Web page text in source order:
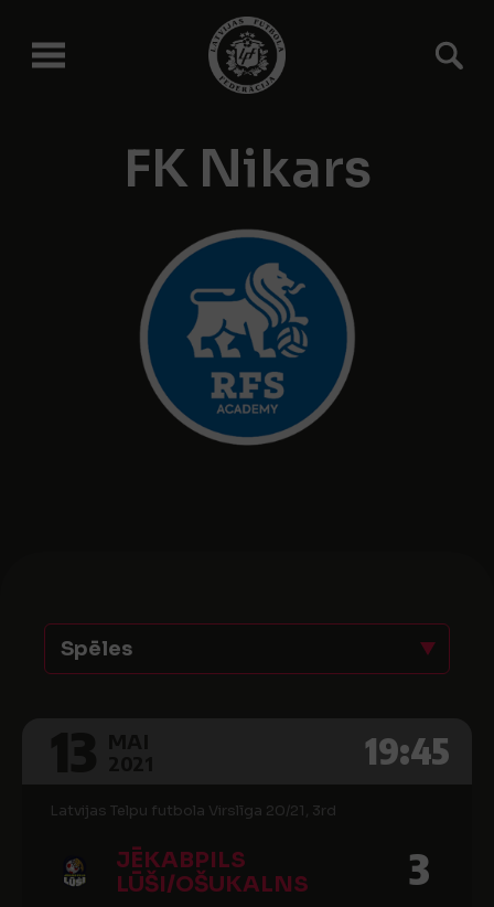
FK Nikars
Spēles
19:45
Latvijas Telpu futbola Virslīga 20/21, 3rd
JĒKABPILS
LŪŠI/OŠUKALNS
3